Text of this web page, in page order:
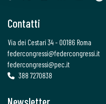
Contatti
Via dei Cestari 34 - 00186 Roma
federcongressi@federcongressi.it
federcongressi@pec.it
388 7270838